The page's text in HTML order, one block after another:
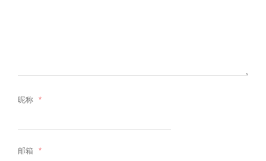
昵称 *
邮箱 *